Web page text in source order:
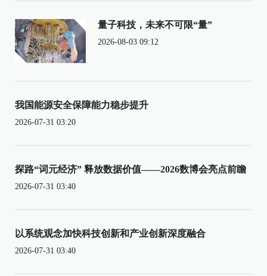
量子科技，未来不可限“量”
2026-08-03 09:12
我国能源安全保障能力稳步提升
2026-07-31 03:20
探路“词元经济” 释放数据价值——2026数博会亮点前瞻
2026-07-31 03:40
以系统观念加快科技创新和产业创新深度融合
2026-07-31 03:40